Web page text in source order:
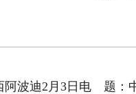
波迪2月3日电 题：中